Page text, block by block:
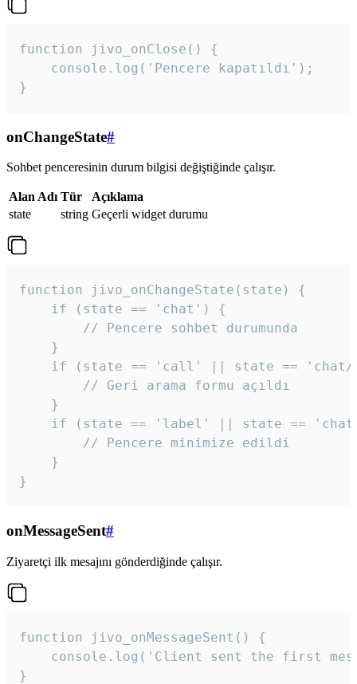
function jivo_onClose() {
    console.log('Pencere kapatıldı');
}
onChangeState#
Sohbet penceresinin durum bilgisi değiştiğinde çalışır.
Alan Adı Tür
Açıklama
state
string Geçerli widget durumu
function jivo_onChangeState(state) {
    if (state == 'chat') {
        // Pencere sohbet durumunda
    }
if (state == 'call' || state ==
        // Geri arama formu açıldı
    }
if (state == 'label' || state ==
        // Pencere minimize edildi
    }
}
onMessageSent#
Ziyaretçi ilk mesajını gönderdiğinde çalışır.
function jivo_onMessageSent() {
console.log('Client sent the first
}